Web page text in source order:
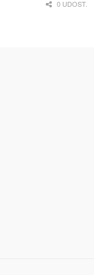
0 UDOST.